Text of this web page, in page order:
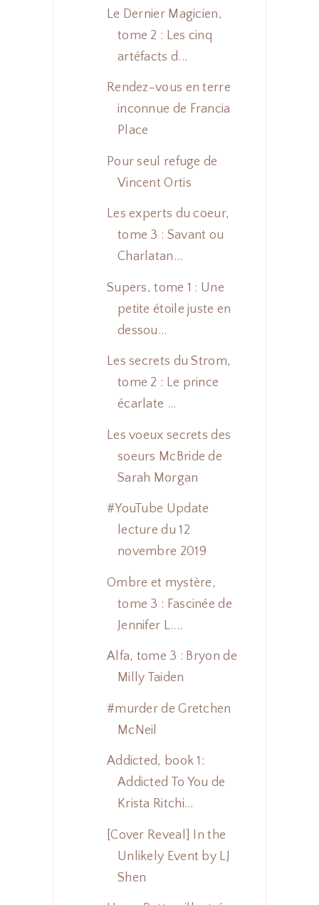
Le Dernier Magicien,
tome 2 : Les cinq
artéfacts d...
Rendez-vous en terre
inconnue de Francia
Place
Pour seul refuge de
Vincent Ortis
Les experts du coeur,
tome 3 : Savant ou
Charlatan...
Supers, tome 1 : Une
petite étoile juste en
dessou...
Les secrets du Strom,
tome 2 : Le prince
écarlate ...
Les voeux secrets des
soeurs McBride de
Sarah Morgan
#YouTube Update
lecture du 12
novembre 2019
Ombre et mystère,
tome 3 : Fascinée de
Jennifer L....
Alfa, tome 3 : Bryon de
Milly Taiden
#murder de Gretchen
McNeil
Addicted, book 1:
Addicted To You de
Krista Ritchi...
[Cover Reveal] In the
Unlikely Event by LJ
Shen